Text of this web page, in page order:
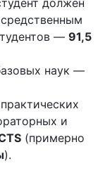
должен
— 91,5
наук —
и
(примерно
).